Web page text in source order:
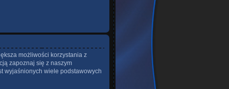
możliwości korzystania z
zapoznaj się z naszym
wyjaśnionych wiele podstawowych